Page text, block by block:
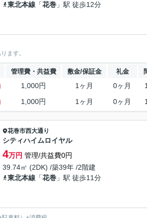
東北本線 「花巻 」駅 徒歩12分
ます。
管理費・共益費 敷金/保証金 礼金
1,000円 1ヶ月 0ヶ月
1,000円 1ヶ月 0ヶ月
花巻市西大通り
シティハイムロイヤル
4万円 管理/共益費0円
39.74㎡ (2DK) /築39年 /2階建
東北本線 「花巻 」駅 徒歩11分